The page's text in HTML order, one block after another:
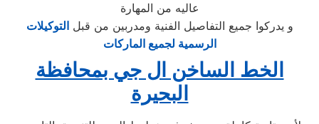
عاليه من المهارة
و يدركوا جميع التفاصيل الفنية ومدربين من قبلالتوكيلات
الرسمية لجميع الماركات
الخط الساخن ال جي بمحافظة
البحيرة